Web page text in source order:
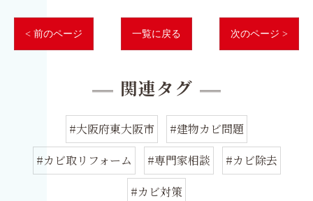
< 前のページ 一覧に戻る 次のページ >
関連タグ
#大阪府東大阪市
#建物カビ問題
#カビ取リフォーム
#専門家相談
#カビ除去
#カビ対策